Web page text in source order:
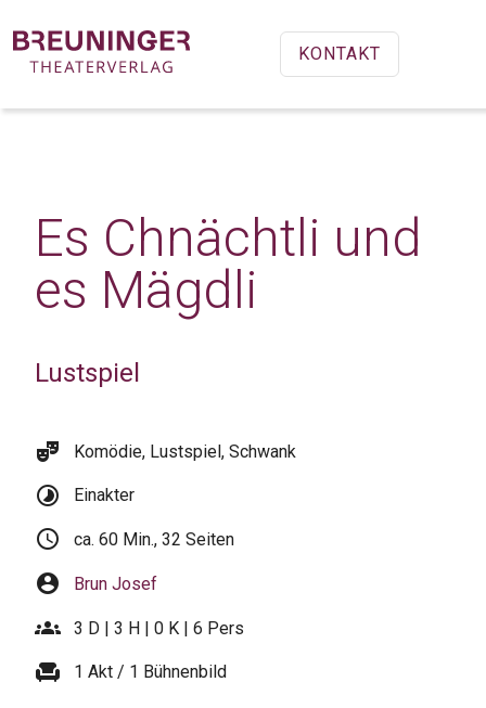
KONTAKT
Es Chnächtli und
es Mägdli
Lustspiel
theater_comedy Komödie, Lustspiel, Schwank
timelapse Einakter
schedule ca. 60 Min., 32 Seiten
account_circle Brun Josef
groups 3 D | 3 H | 0 K | 6 Pers
chair 1 Akt / 1 Bühnenbild